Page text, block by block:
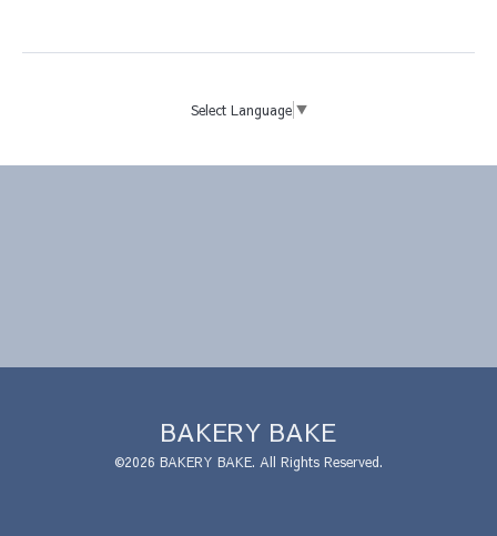
Select Language ▼
BAKERY BAKE
©2026 BAKERY BAKE. All Rights Reserved.